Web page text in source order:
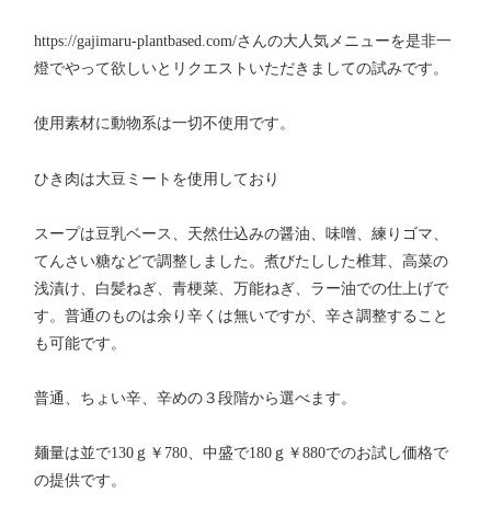
https://gajimaru-plantbased.com/さんの大人気メニューを是非一
燈でやって欲しいとリクエストいただきましての試みです。
使用素材に動物系は一切不使用です。
ひき肉は大豆ミートを使用しており
スープは豆乳ベース、天然仕込みの醤油、味噌、練りゴマ、
てんさい糖などで調整しました。煮びたしした椎茸、高菜の
浅漬け、白髪ねぎ、青梗菜、万能ねぎ、ラー油での仕上げで
す。普通のものは余り辛くは無いですが、辛さ調整すること
も可能です。
普通、ちょい辛、辛めの３段階から選べます。
麺量は並で130ｇ￥780、中盛で180ｇ￥880でのお試し価格で
の提供です。